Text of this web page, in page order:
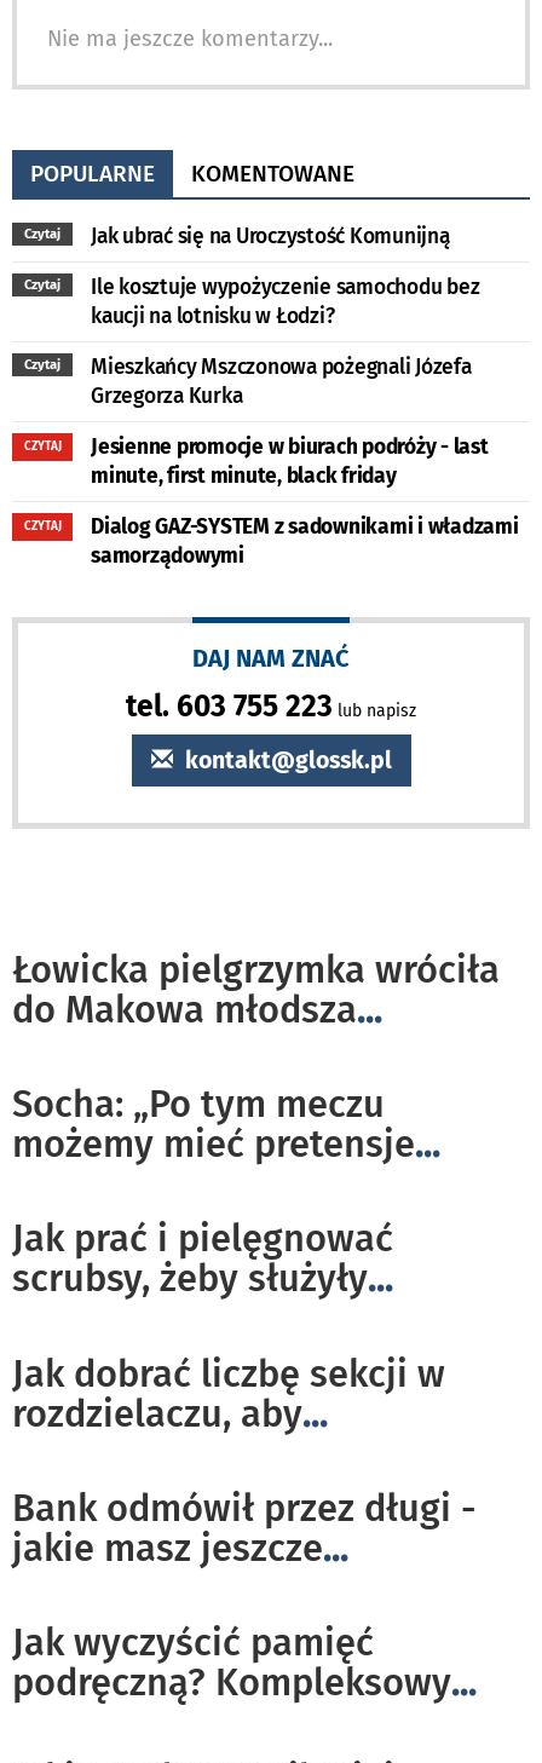
Nie ma jeszcze komentarzy...
POPULARNE KOMENTOWANE
Czytaj Jak ubrać się na Uroczystość Komunijną
Czytaj
Ile kosztuje wypożyczenie samochodu bez
kaucji na lotnisku w Łodzi?
Czytaj
Mieszkańcy Mszczonowa pożegnali Józefa
Grzegorza Kurka
CZYTAJ
Jesienne promocje w biurach podróży - last
minute, first minute, black friday
CZYTAJ
Dialog GAZ-SYSTEM z sadownikami i władzami
samorządowymi
DAJ NAM ZNAĆ
tel. 603 755 223 lub napisz
kontakt@glossk.pl
Łowicka pielgrzymka wróciła
do Makowa młodsza...
Socha: „Po tym meczu
możemy mieć pretensje...
Jak prać i pielęgnować
scrubsy, żeby służyły...
Jak dobrać liczbę sekcji w
rozdzielaczu, aby...
Bank odmówił przez długi -
jakie masz jeszcze...
Jak wyczyścić pamięć
podręczną? Kompleksowy...